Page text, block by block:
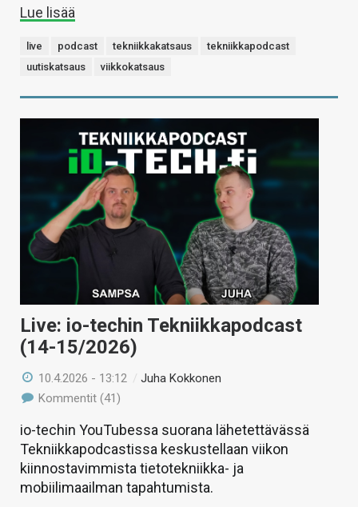
Lue lisää
live podcast tekniikkakatsaus
tekniikkapodcast
uutiskatsaus
viikkokatsaus
Live: io-techin Tekniikkapodcast
(14-15/2026)
10.4.2026 - 13:12 /Juha Kokkonen
Kommentit (41)
io-techin YouTubessa suorana lähetettävässä
Tekniikkapodcastissa keskustellaan viikon
kiinnostavimmista tietotekniikka- ja
mobiilimaailman tapahtumista.